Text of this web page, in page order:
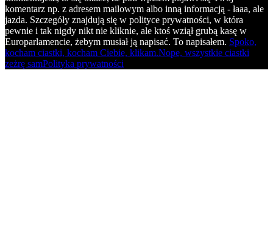
komentarz np. z adresem mailowym albo inną informacją - łaaa, ale
jazda. Szczegóły znajdują się w polityce prywatności, w która
pewnie i tak nigdy nikt nie kliknie, ale ktoś wziął grubą kasę w
Europarlamencie, żebym musiał ją napisać. To napisałem. Spoko,
kocham ciastki, kocham Ciebie, klikam.Nope, wszystkie ciastki
zeżrę samPolityka prywatności